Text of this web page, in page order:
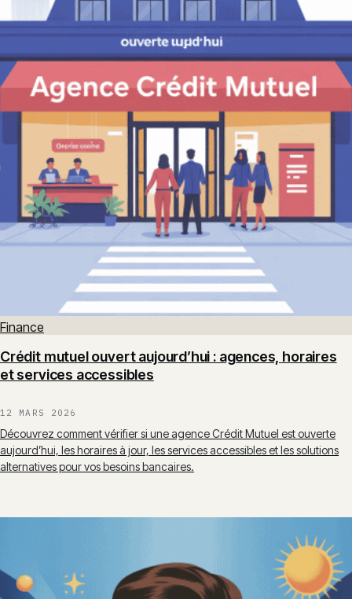
Finance
Crédit mutuel ouvert aujourd’hui : agences, horaires
et services accessibles
12 MARS 2026
Découvrez comment vérifier si une agence Crédit Mutuel est ouverte
aujourd’hui, les horaires à jour, les services accessibles et les solutions
alternatives pour vos besoins bancaires.